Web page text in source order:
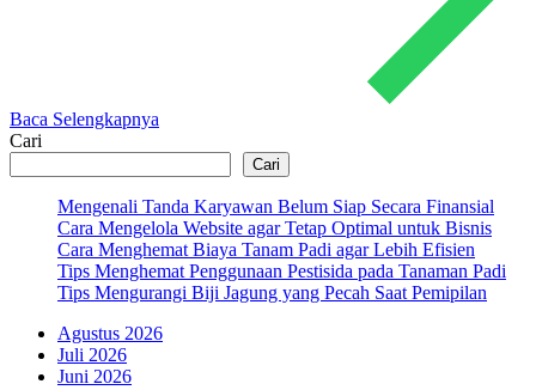
Baca Selengkapnya
Cari
Cari
Mengenali Tanda Karyawan Belum Siap Secara Finansial
Cara Mengelola Website agar Tetap Optimal untuk Bisnis
Cara Menghemat Biaya Tanam Padi agar Lebih Efisien
Tips Menghemat Penggunaan Pestisida pada Tanaman Padi
Tips Mengurangi Biji Jagung yang Pecah Saat Pemipilan
Agustus 2026
Juli 2026
Juni 2026